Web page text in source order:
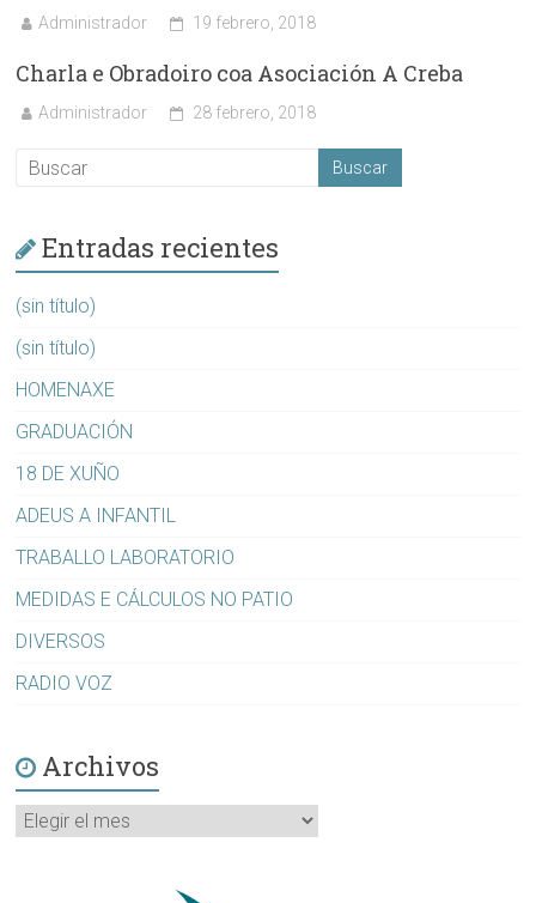
Administrador 19 febrero, 2018
Charla e Obradoiro coa Asociación A Creba
Administrador 28 febrero, 2018
Entradas recientes
(sin título)
(sin título)
HOMENAXE
GRADUACIÓN
18 DE XUÑO
ADEUS A INFANTIL
TRABALLO LABORATORIO
MEDIDAS E CÁLCULOS NO PATIO
DIVERSOS
RADIO VOZ
Archivos
Archivos